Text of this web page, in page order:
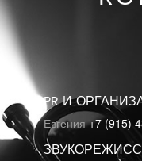
PR И
Евгения+7 (915)